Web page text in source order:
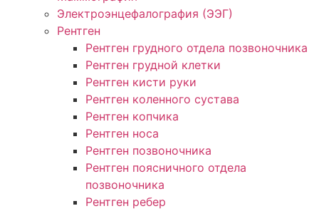
Электроэнцефалография (ЭЭГ)
Рентген
Рентген грудного отдела позвоночника
Рентген грудной клетки
Рентген кисти руки
Рентген коленного сустава
Рентген копчика
Рентген носа
Рентген позвоночника
Рентген поясничного отдела
позвоночника
Рентген ребер